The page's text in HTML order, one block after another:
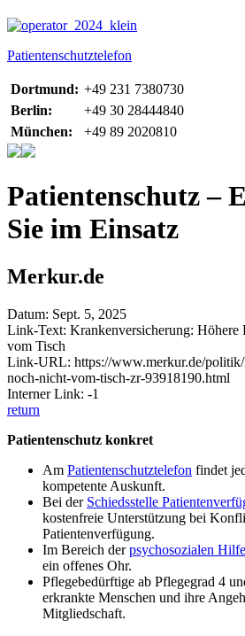
Patientenschutztelefon
Dortmund: +49 231 7380730
Berlin:
+49 30 28444840
München:
+49 89 2020810
Patientenschutz –
Sie im Einsatz
Merkur.de
Datum: Sept. 5, 2025
Link-Text: Krankenversicherung: Höhere
vom Tisch
Link-URL: https://www.merkur.de/politik/
noch-nicht-vom-tisch-zr-93918190.html
Interner Link: -1
return
Patientenschutz konkret
Am Patientenschutztelefon findet
kompetente Auskunft.
Bei der Schiedsstelle
kostenfreie Unterstützung bei
Patientenverfügung.
Im Bereich derpsychosozialen Hilfe
ein offenes Ohr.
Pflegebedürftige ab Pflegegrad 4
erkrankte Menschen und ihre
Mitgliedschaft.